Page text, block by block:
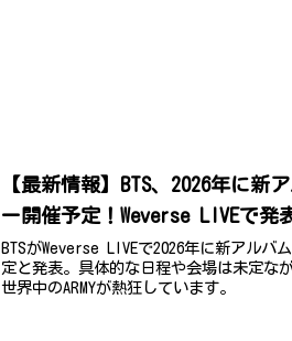
【最新情報】BTS、2026年に新
ー開催予定！Weverse LIVEで発
BTSがWeverse LIVEで2026年に新アルバ
定と発表。具体的な日程や会場は未定な
世界中のARMYが熱狂しています。